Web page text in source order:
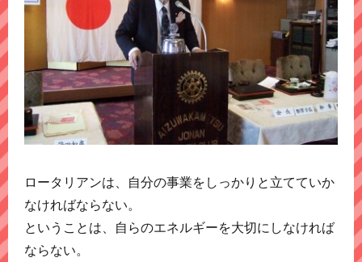
ロータリアンは、自分の事業をしっかりと立てていか
なければならない。
ということは、自らのエネルギーを大切にしなければ
ならない。